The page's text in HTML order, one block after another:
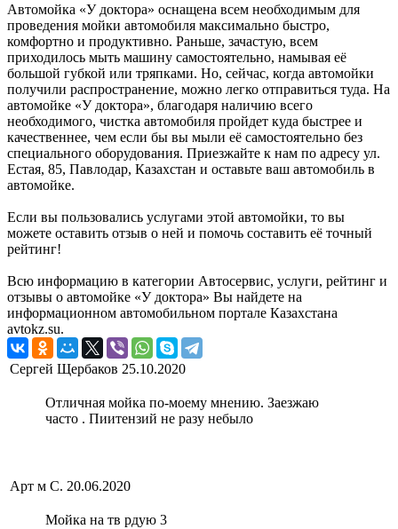
Автомойка «У доктора» оснащена всем необходимым для
проведения мойки автомобиля максимально быстро,
комфортно и продуктивно. Раньше, зачастую, всем
приходилось мыть машину самостоятельно, намывая её
большой губкой или тряпками. Но, сейчас, когда автомойки
получили распространение, можно легко отправиться туда. На
автомойке «У доктора», благодаря наличию всего
необходимого, чистка автомобиля пройдет куда быстрее и
качественнее, чем если бы вы мыли её самостоятельно без
специального оборудования. Приезжайте к нам по адресу ул.
Естая, 85, Павлодар, Казахстан и оставьте ваш автомобиль в
автомойке.
Если вы пользовались услугами этой автомойки, то вы
можете оставить отзыв о ней и помочь составить её точный
рейтинг!
Всю информацию в категории Автосервис, услуги, рейтинг и
отзывы о автомойке «У доктора» Вы найдете на
информационном автомобильном портале Казахстана
avtokz.su.
Сергей Щербаков 25.10.2020
Отличная мойка по-моему мнению. Заезжаю
часто . Пиитензий не разу небыло
Арт м С. 20.06.2020
Мойка на тв рдую 3